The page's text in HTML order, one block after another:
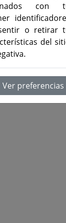
con
o retirar
del
Ver preferencias